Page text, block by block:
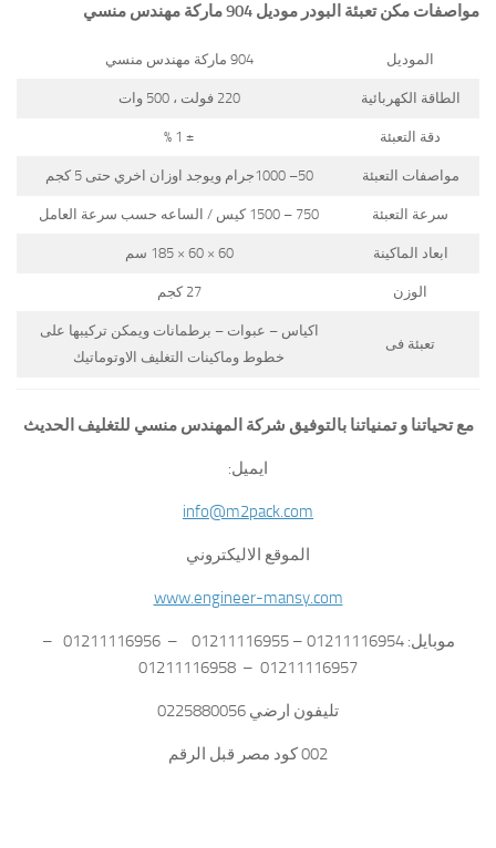
مواصفات مكن تعبئة البودر موديل 904 ماركة مهندس منسي
الموديل 904 ماركة مهندس منسي
الطاقة الكهربائية 220 فولت ، 500 وات
دقة التعبئة ± 1 %
مواصفات التعبئة 50– 1000جرام ويوجد اوزان اخري حتى 5 كجم
سرعة التعبئة 750 – 1500 كيس / الساعه حسب سرعة العامل
ابعاد الماكينة 60 × 60 × 185 سم
الوزن 27 كجم
تعبئة فى
اكياس – عبوات – برطمانات ويمكن تركيبها على
خطوط وماكينات التغليف الاوتوماتيك
مع تحياتنا و تمنياتنا بالتوفيق شركة المهندس منسي للتغليف الحديث
ايميل:
info@m2pack.com
الموقع الاليكتروني
www.engineer-mansy.com
موبايل: 01211116954 – 01211116955 – 01211116956 –
01211116957 – 01211116958
تليفون ارضي 0225880056
002 كود مصر قبل الرقم